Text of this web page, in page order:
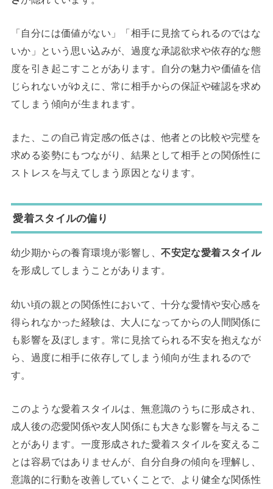
「自分には価値がない」「相手に見捨てられるのではな
いか」という思い込みが、過度な承認欲求や依存的な態
度を引き起こすことがあります。自分の魅力や価値を信
じられないがゆえに、常に相手からの保証や確認を求め
てしまう傾向が生まれます。
また、この自己肯定感の低さは、他者との比較や完璧を
求める姿勢にもつながり、結果として相手との関係性に
ストレスを与えてしまう原因となります。
愛着スタイルの偏り
幼少期からの養育環境が影響し、不安定な愛着スタイル
を形成してしまうことがあります。
幼い頃の親との関係性において、十分な愛情や安心感を
得られなかった経験は、大人になってからの人間関係に
も影響を及ぼします。常に見捨てられる不安を抱えなが
ら、過度に相手に依存してしまう傾向が生まれるので
す。
このような愛着スタイルは、無意識のうちに形成され、
成人後の恋愛関係や友人関係にも大きな影響を与えるこ
とがあります。一度形成された愛着スタイルを変えるこ
とは容易ではありませんが、自分自身の傾向を理解し、
意識的に行動を改善していくことで、より健全な関係性